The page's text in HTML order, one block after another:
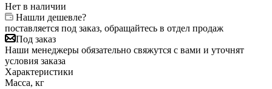
Нет в наличии
Нашли дешевле?
поставляется под заказ, обращайтесь в отдел продаж
Под заказ
Наши менеджеры обязательно свяжутся с вами и уточнят
условия заказа
Характеристики
Масса, кг